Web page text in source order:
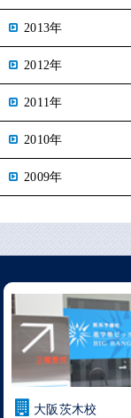
2013年
2012年
2011年
2010年
2009年
大阪茨木校